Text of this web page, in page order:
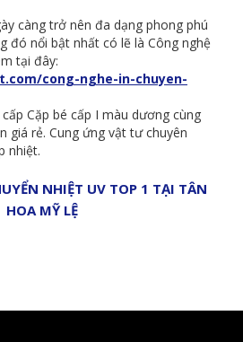
càng trở nên đa dạng phong phú
đó nổi bật nhất có lẽ là Công nghệ
tại đây:
cong-nghe-in-chuyen-
Cặp bé cấp I màu dương cùng
giá rẻ. Cung ứng vật tư chuyên
nhiệt.
NHIỆT UV TOP 1 TẠI TÂN
HOA MỸ LỆ